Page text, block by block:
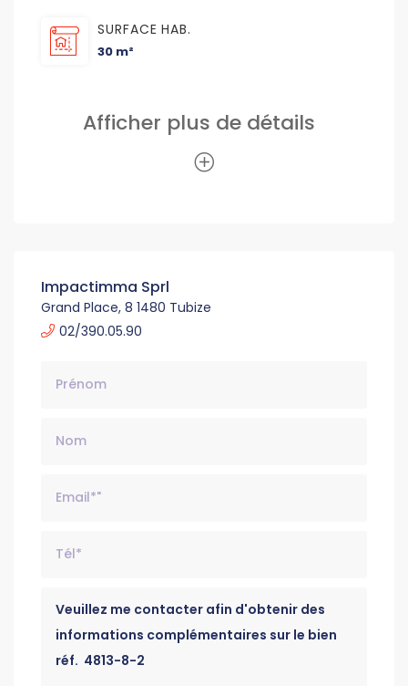
SURFACE HAB.
30 m²
Impactimma Sprl
Grand Place, 8 1480 Tubize
02/390.05.90